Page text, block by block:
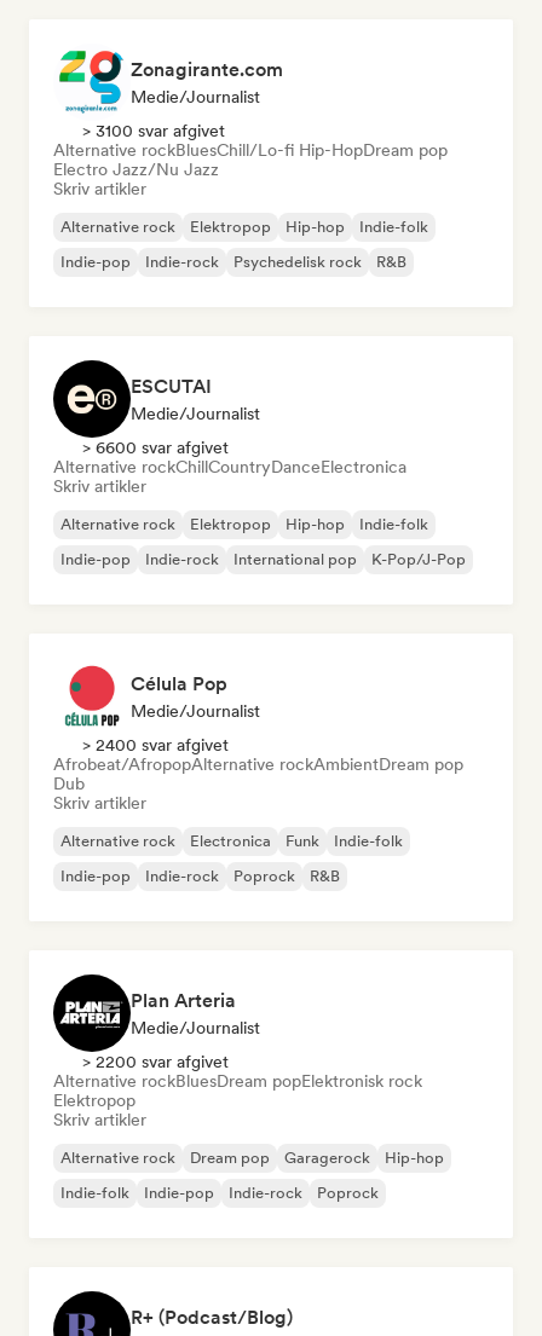
Zonagirante.com
Medie/journalist
> 3100 svar afgivet
Alternative rockBluesChill/Lo-fi Hip-HopDream pop
Electro Jazz/Nu Jazz
Skriv artikler
Alternative rock Elektropop Hip-hop
Indie-folk
Indie-pop
Indie-rock Psychedelisk rock R&B
ESCUTAI
Medie/journalist
> 6600 svar afgivet
Alternative rockChillCountryDanceElectronica
Skriv artikler
Alternative rock Elektropop Hip-hop
Indie-folk
Indie-pop
Indie-rock International pop K-Pop/J-Pop
Célula Pop
Medie/journalist
> 2400 svar afgivet
Afrobeat/AfropopAlternative rockAmbientDream pop
Dub
Skriv artikler
Alternative rock Electronica Funk
Indie-folk
Indie-pop
Indie-rock Poprock R&B
Plan Arteria
Medie/journalist
> 2200 svar afgivet
Alternative rockBluesDream popElektronisk rock
Elektropop
Skriv artikler
Alternative rock Dream pop Garagerock
Hip-hop
Indie-folk
Indie-pop Indie-rock Poprock
R+ (Podcast/Blog)